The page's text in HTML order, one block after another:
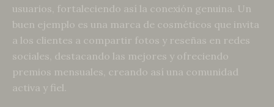
usuarios, fortaleciendo así la conexión genuina. Un
buen ejemplo es una marca de cosméticos que invita
a los clientes a compartir fotos y reseñas en redes
sociales, destacando las mejores y ofreciendo
premios mensuales, creando así una comunidad
activa y fiel.